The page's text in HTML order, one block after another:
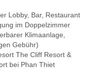
Lobby, Bar, Restaurant
im Doppelzimmer
Klimaanlage,
Gebühr)
The Cliff Resort &
bei Phan Thiet